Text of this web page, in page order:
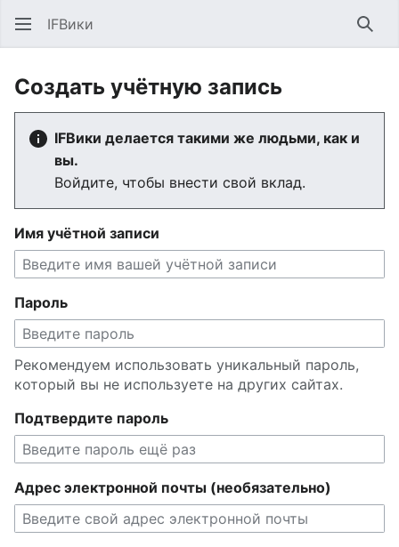
IFВики
Создать учётную запись
IFВики делается такими же людьми, как и
вы.
Войдите, чтобы внести свой вклад.
Имя учётной записи
Пароль
Рекомендуем использовать уникальный пароль,
который вы не используете на других сайтах.
Подтвердите пароль
Адрес электронной почты (необязательно)